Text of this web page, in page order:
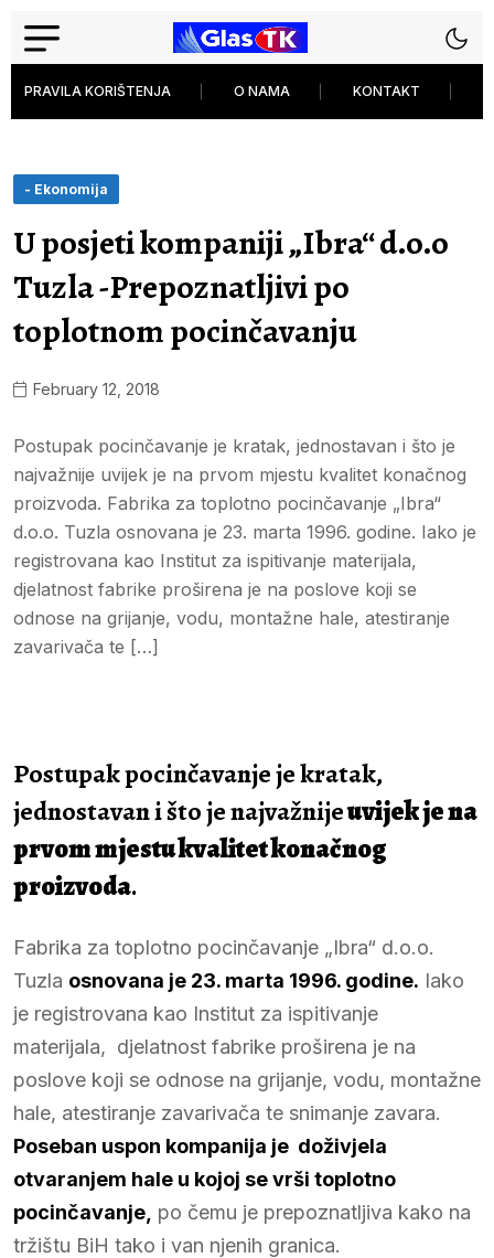
PRAVILA KORIŠTENJA O NAMA KONTAKT
- Ekonomija
U posjeti kompaniji „Ibra“ d.o.o
Tuzla -Prepoznatljivi po
toplotnom pocinčavanju
February 12, 2018
Postupak pocinčavanje je kratak, jednostavan i što je
najvažnije uvijek je na prvom mjestu kvalitet konačnog
proizvoda. Fabrika za toplotno pocinčavanje „Ibra“
d.o.o. Tuzla osnovana je 23. marta 1996. godine. Iako je
registrovana kao Institut za ispitivanje materijala,
djelatnost fabrike proširena je na poslove koji se
odnose na grijanje, vodu, montažne hale, atestiranje
zavarivača te […]
Postupak pocinčavanje je kratak,
jednostavan i što je najvažnijeuvijek je na
prvom mjestu kvalitet konačnog
proizvoda.
Fabrika za toplotno pocinčavanje „Ibra“ d.o.o.
Tuzla osnovana je 23. marta 1996. godine. Iako
je registrovana kao Institut za ispitivanje
materijala, djelatnost fabrike proširena je na
poslove koji se odnose na grijanje, vodu, montažne
hale, atestiranje zavarivača te snimanje zavara.
Poseban uspon kompanija je doživjela
otvaranjem hale u kojoj se vrši toplotno
pocinčavanje po čemu je prepoznatljiva kako na
tržištu BiH tako i van njenih granica.